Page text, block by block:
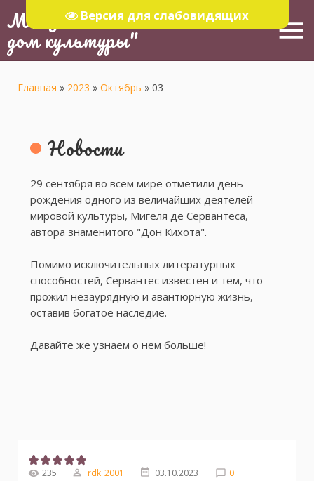
Версия для слабовидящих
МБУ "Тюлячинский Районный
дом культуры" menu
Главная » 2023 » Октябрь » 03
Новости
29 сентября во всем мире отметили день
рождения одного из величайших деятелей
мировой культуры, Мигеля де Сервантеса,
автора знаменитого "Дон Кихота".
Помимо исключительных литературных
способностей, Сервантес известен и тем, что
прожил незаурядную и авантюрную жизнь,
оставив богатое наследие.
Давайте же узнаем о нем больше!
235 rdk_2001 03.10.2023 0